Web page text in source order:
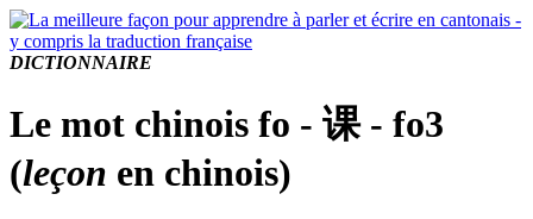
DICTIONNAIRE
Le mot chinois fo - 课 - fo3
(leçon en chinois)